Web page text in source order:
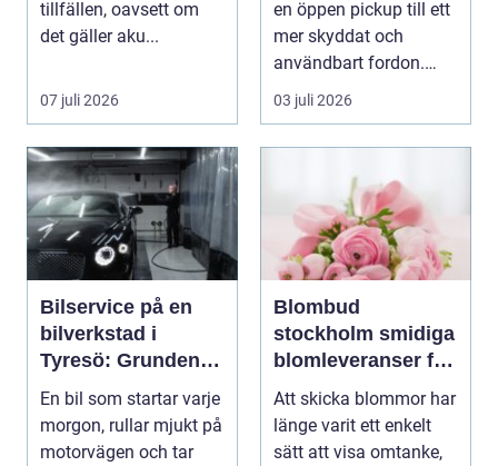
tillfällen, oavsett om
det gäller aku...
07 juli 2026
en öppen pickup till ett
mer skyddat och
användbart fordon.
Lasten hamnar tor...
03 juli 2026
Bilservice på en
bilverkstad i
Tyresö: Grunden
för en trygg och
hållbar bilvardag
En bil som startar varje
morgon, rullar mjukt på
motorvägen och tar
Blombud
stockholm smidiga
blomleveranser för
alla tillfällen
Att skicka blommor har
länge varit ett enkelt
sätt att visa omtanke,